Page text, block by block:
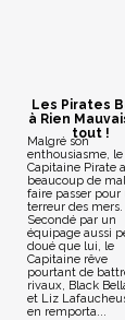
Les Pirates
à Rien
tout !
Malgré son
enthousiasme, le
Capitaine Pirate a
beaucoup de
faire passer pour
terreur des mers.
Secondé par un
équipage aussi
doué que lui, le
Capitaine rêve
pourtant de
rivaux, Black
et Liz
en remporta...